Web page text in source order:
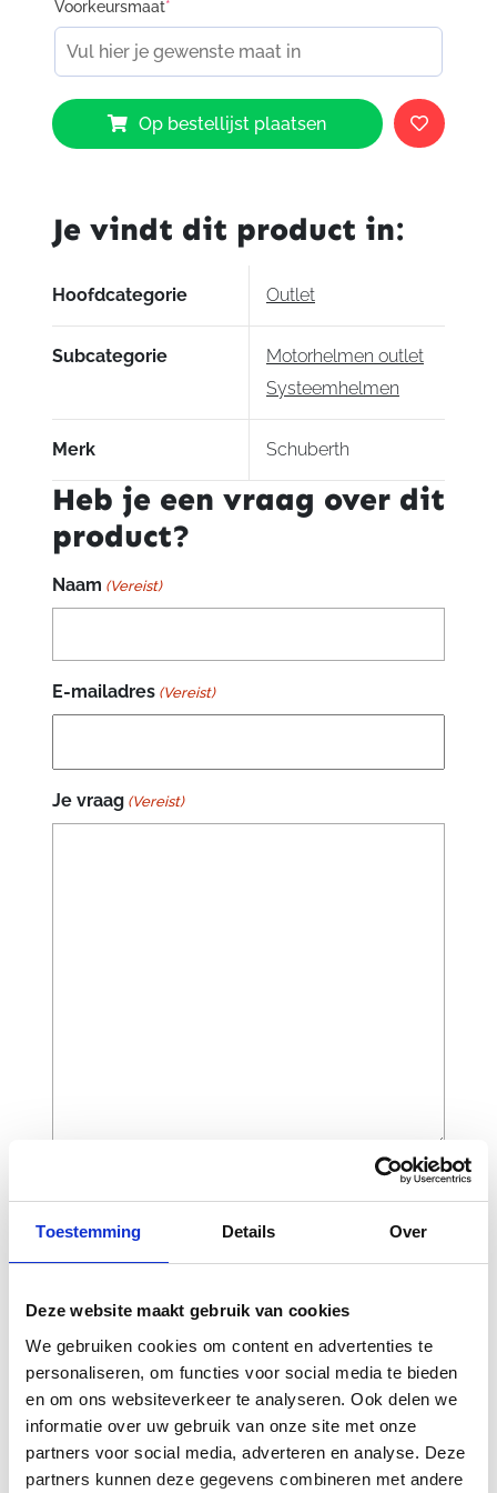
Toestemming Details Over
Deze website maakt gebruik van cookies
We gebruiken cookies om content en advertenties te
personaliseren, om functies voor social media te bieden
en om ons websiteverkeer te analyseren. Ook delen we
informatie over uw gebruik van onze site met onze
partners voor social media, adverteren en analyse. Deze
partners kunnen deze gegevens combineren met andere
Voorkeursmaat*
Schuberth
C4
Pro
177
Op bestellijst plaatsen
Je vindt dit product in:
Hoofdcategorie Outlet
Subcategorie
Motorhelmen outlet
Systeemhelmen
Merk Schuberth
Heb je een vraag over dit
product?
Naam (Vereist)
E-mailadres (Vereist)
Je vraag (Vereist)
Gerelateerde